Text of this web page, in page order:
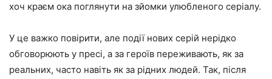
хоч краєм ока поглянути на зйомки улюбленого серіалу.
У це важко повірити, але події нових серій нерідко
обговорюють у пресі, а за героїв переживають, як за
реальних, часто навіть як за рідних людей. Так, після